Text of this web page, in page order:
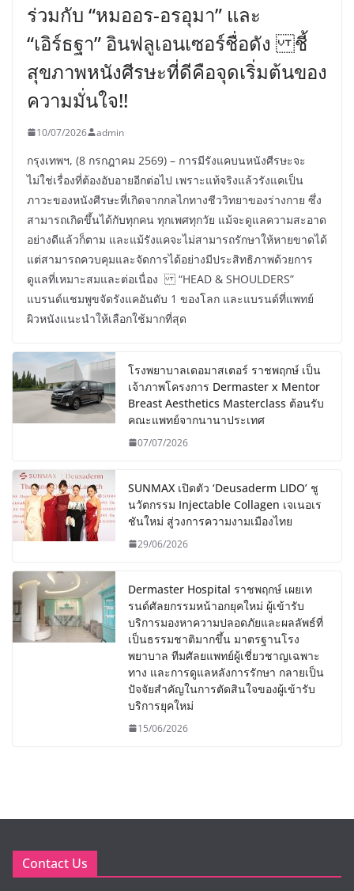
ร่วมกับ “หมออร-อรอุมา” และ
“เอิร์ธฐา” อินฟลูเอนเซอร์ชื่อดัง ชี้
สุขภาพหนังศีรษะที่ดีคือจุดเริ่มต้นของ
ความมั่นใจ!!
10/07/2026 admin
กรุงเทพฯ, (8 กรกฎาคม 2569) – การมีรังแคบนหนังศีรษะจะ
ไม่ใช่เรื่องที่ต้องอับอายอีกต่อไป เพราะแท้จริงแล้วรังแคเป็น
ภาวะของหนังศีรษะที่เกิดจากกลไกทางชีววิทยาของร่างกาย ซึ่ง
สามารถเกิดขึ้นได้กับทุกคน ทุกเพศทุกวัย แม้จะดูแลความสะอาด
อย่างดีแล้วก็ตาม และแม้รังแคจะไม่สามารถรักษาให้หายขาดได้
แต่สามารถควบคุมและจัดการได้อย่างมีประสิทธิภาพด้วยการ
ดูแลที่เหมาะสมและต่อเนื่อง “HEAD & SHOULDERS”
แบรนด์แชมพูขจัดรังแคอันดับ 1 ของโลก และแบรนด์ที่แพทย์
ผิวหนังแนะนำให้เลือกใช้มากที่สุด
โรงพยาบาลเดอมาสเตอร์ ราชพฤกษ์ เป็น
เจ้าภาพโครงการ Dermaster x Mentor
Breast Aesthetics Masterclass ต้อนรับ
คณะแพทย์จากนานาประเทศ
07/07/2026
SUNMAX เปิดตัว ‘Deusaderm LIDO’ ชู
นวัตกรรม Injectable Collagen เจเนอเร
ชันใหม่ สู่วงการความงามเมืองไทย
29/06/2026
Dermaster Hospital ราชพฤกษ์ เผยเท
รนด์ศัลยกรรมหน้าอกยุคใหม่ ผู้เข้ารับ
บริการมองหาความปลอดภัยและผลลัพธ์ที่
เป็นธรรมชาติมากขึ้น มาตรฐานโรง
พยาบาล ทีมศัลยแพทย์ผู้เชี่ยวชาญเฉพาะ
ทาง และการดูแลหลังการรักษา กลายเป็น
ปัจจัยสำคัญในการตัดสินใจของผู้เข้ารับ
บริการยุคใหม่
15/06/2026
Contact Us